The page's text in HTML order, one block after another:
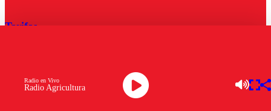
Radio Agricultura
Radio en Vivo
Tarifas